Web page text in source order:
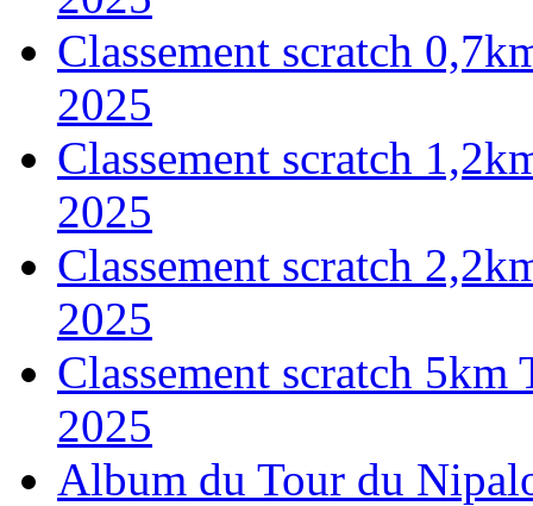
Classement scratch
2025
Classement scratch
2025
Classement scratch
2025
Classement scratch
2025
Album du Tour du